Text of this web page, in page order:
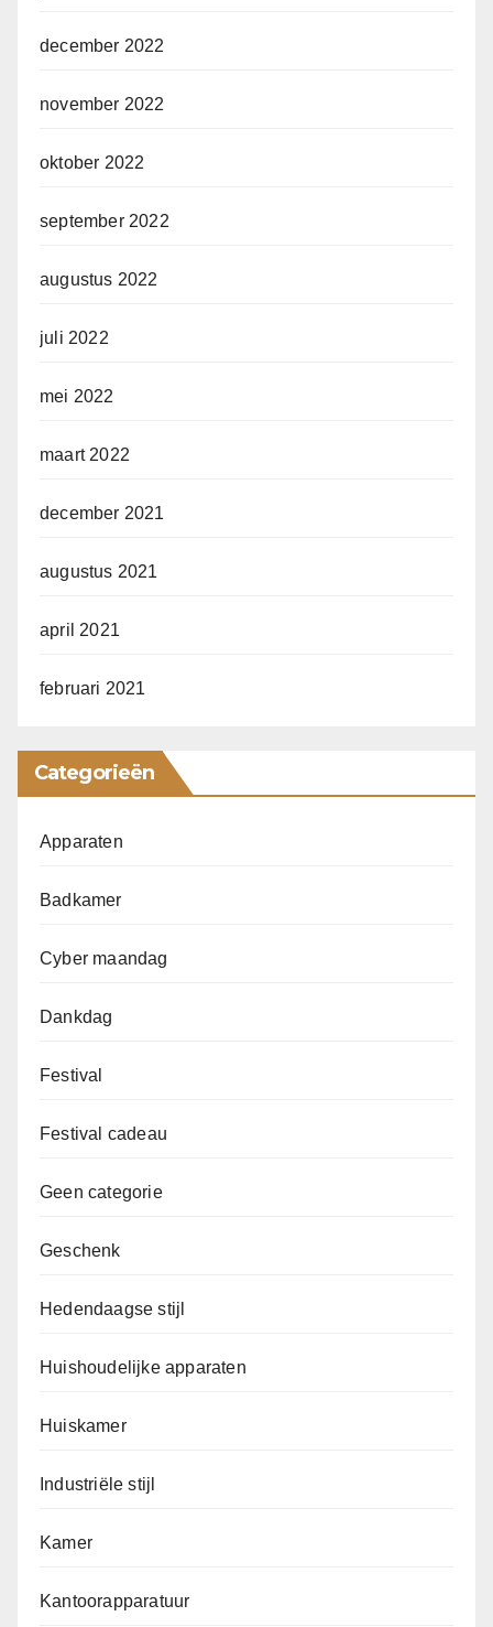
december 2022
november 2022
oktober 2022
september 2022
augustus 2022
juli 2022
mei 2022
maart 2022
december 2021
augustus 2021
april 2021
februari 2021
Categorieën
Apparaten
Badkamer
Cyber maandag
Dankdag
Festival
Festival cadeau
Geen categorie
Geschenk
Hedendaagse stijl
Huishoudelijke apparaten
Huiskamer
Industriële stijl
Kamer
Kantoorapparatuur